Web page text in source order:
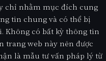
chỉ nhằm mục đích cung
tin chung và có thể bị
Không có bất kỳ thông tin
trang web này nên được
là mẫu tư vấn pháp lý từ